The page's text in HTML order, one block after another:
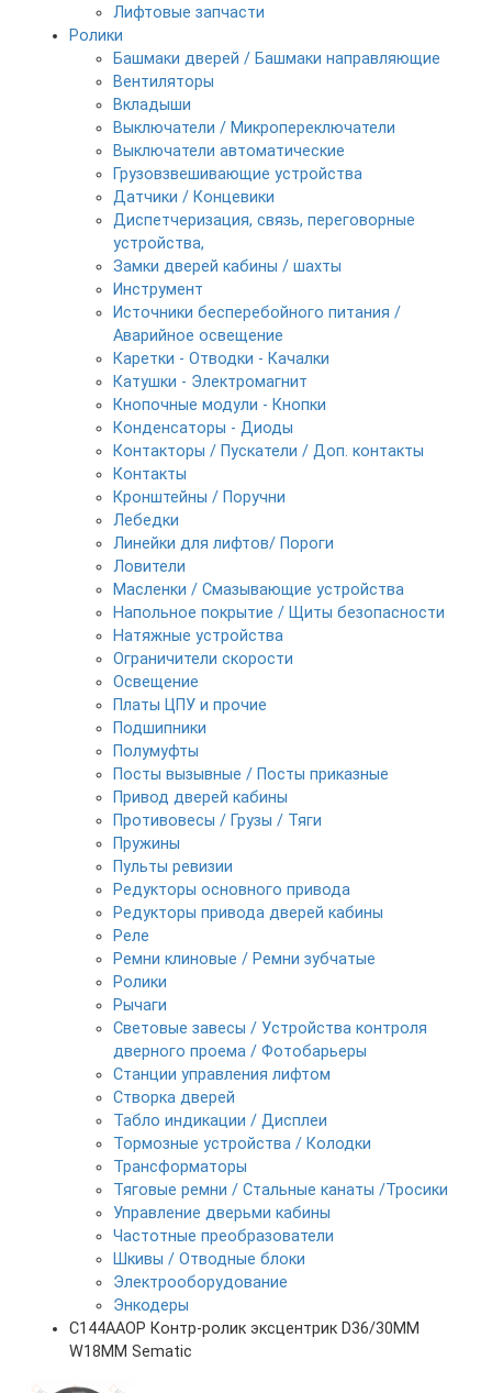
Лифтовые запчасти
Ролики
Башмаки дверей / Башмаки направляющие
Вентиляторы
Вкладыши
Выключатели / Микропереключатели
Выключатели автоматические
Грузовзвешивающие устройства
Датчики / Концевики
Диспетчеризация, связь, переговорные
устройства,
Замки дверей кабины / шахты
Инструмент
Источники бесперебойного питания /
Аварийное освещение
Каретки - Отводки - Качалки
Катушки - Электромагнит
Кнопочные модули - Кнопки
Конденсаторы - Диоды
Контакторы / Пускатели / Доп. контакты
Контакты
Кронштейны / Поручни
Лебедки
Линейки для лифтов/ Пороги
Ловители
Масленки / Смазывающие устройства
Напольное покрытие / Щиты безопасности
Натяжные устройства
Ограничители скорости
Освещение
Платы ЦПУ и прочие
Подшипники
Полумуфты
Посты вызывные / Посты приказные
Привод дверей кабины
Противовесы / Грузы / Тяги
Пружины
Пульты ревизии
Редукторы основного привода
Редукторы привода дверей кабины
Реле
Ремни клиновые / Ремни зубчатые
Ролики
Рычаги
Световые завесы / Устройства контроля
дверного проема / Фотобарьеры
Станции управления лифтом
Створка дверей
Табло индикации / Дисплеи
Тормозные устройства / Колодки
Трансформаторы
Тяговые ремни / Стальные канаты /Тросики
Управление дверьми кабины
Частотные преобразователи
Шкивы / Отводные блоки
Электрооборудование
Энкодеры
C144AAOP Контр-ролик эксцентрик D36/30MM
W18MM Sematic